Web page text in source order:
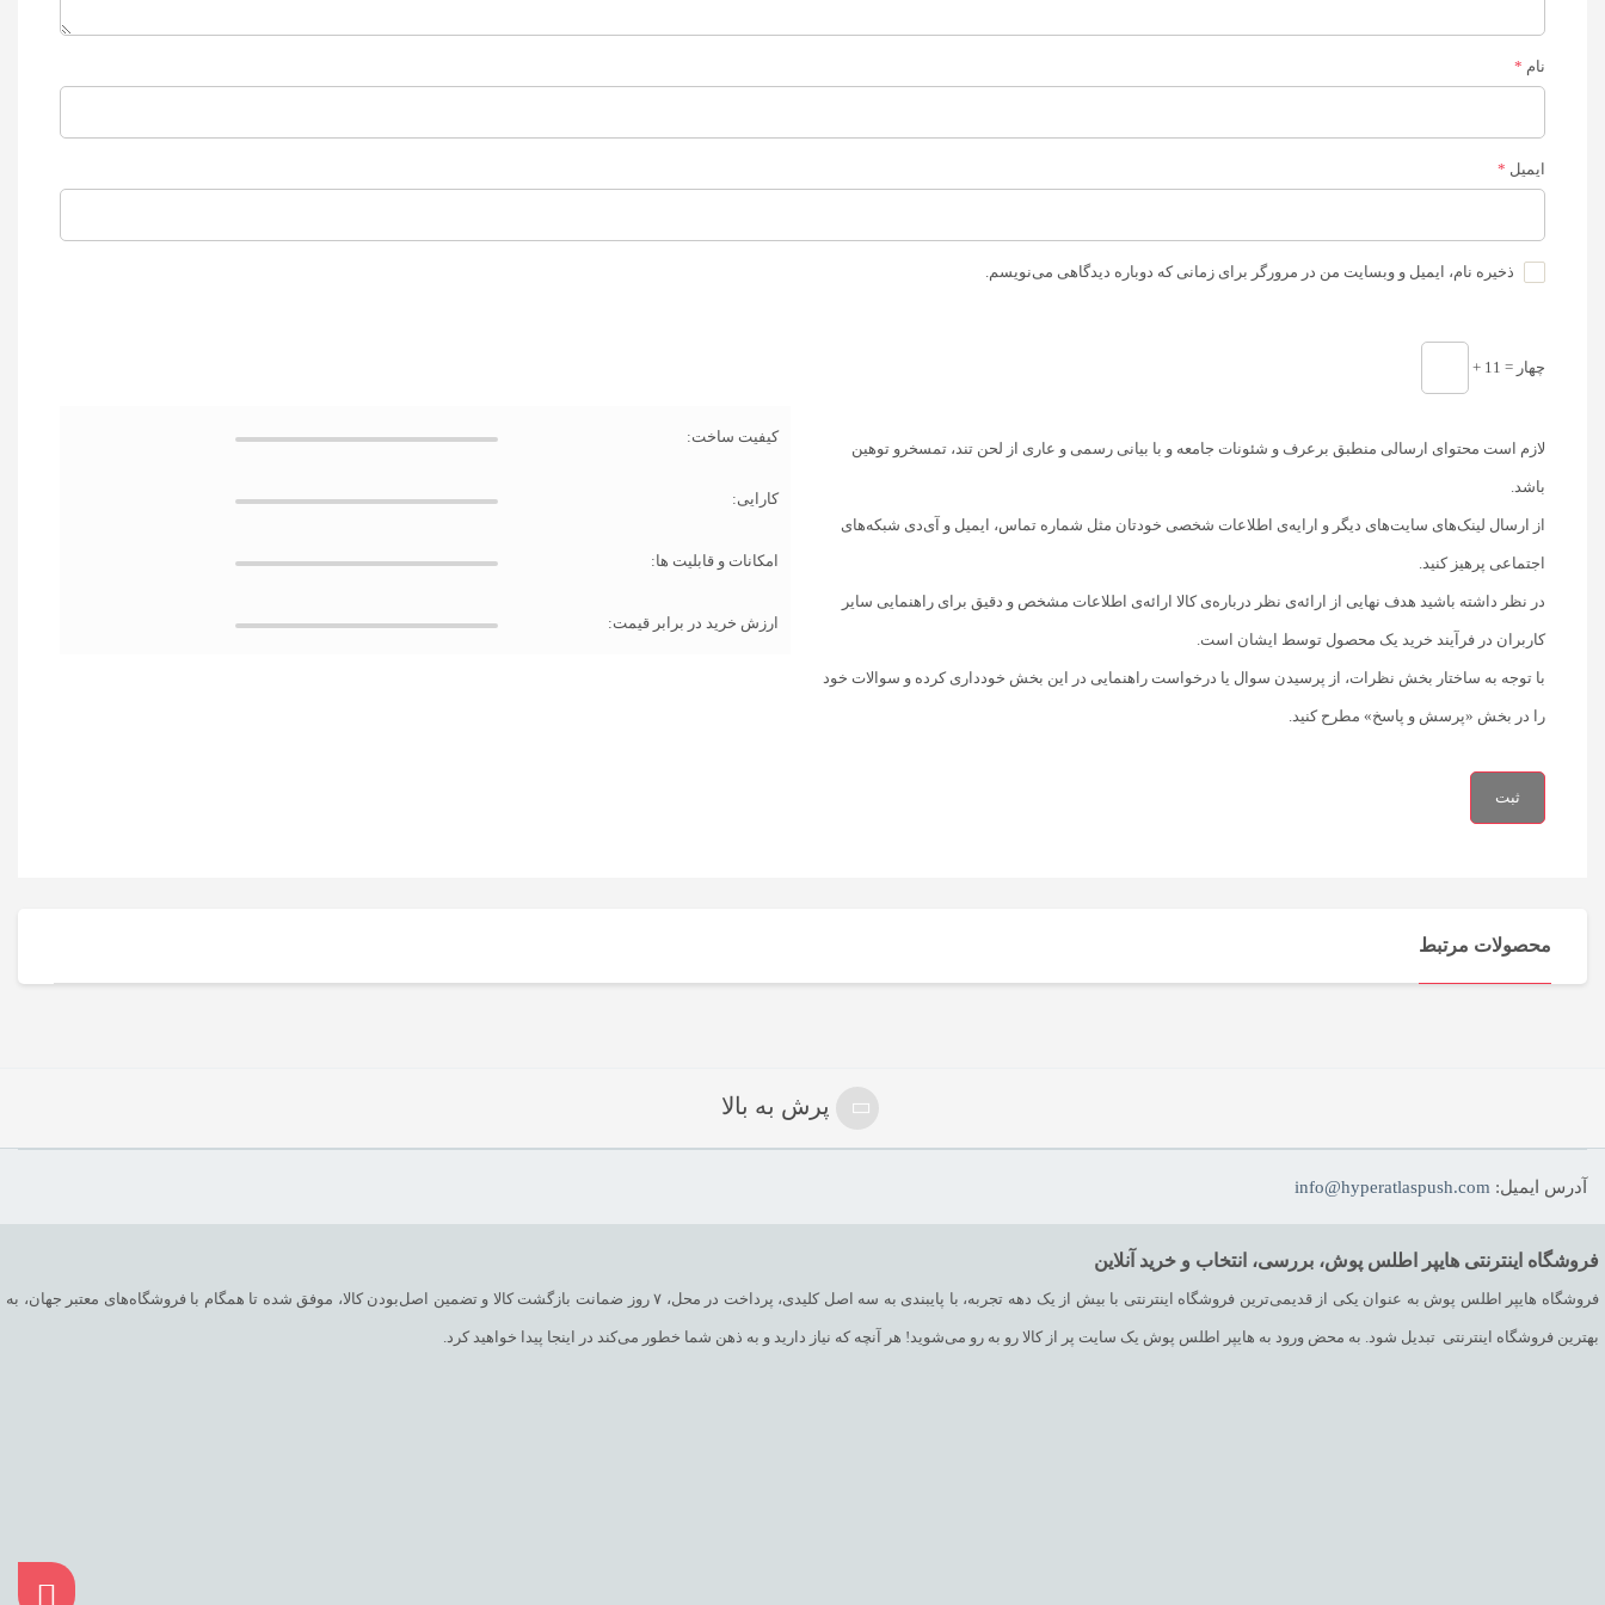
نام *
ایمیل *
ذخیره نام، ایمیل و وبسایت من در مرورگر برای زمانی که دوباره دیدگاهی می‌نویسم.
+ چهار = 11
لازم است محتوای ارسالی منطبق برعرف و شئونات جامعه و با بیانی رسمی و عاری از لحن تند، تمسخرو توهین
باشد.
از ارسال لینک‌های سایت‌های دیگر و ارایه‌ی اطلاعات شخصی خودتان مثل شماره تماس، ایمیل و آی‌دی شبکه‌های
اجتماعی پرهیز کنید.
در نظر داشته باشید هدف نهایی از ارائه‌ی نظر درباره‌ی کالا ارائه‌ی اطلاعات مشخص و دقیق برای راهنمایی سایر
کاربران در فرآیند خرید یک محصول توسط ایشان است.
با توجه به ساختار بخش نظرات، از پرسیدن سوال یا درخواست راهنمایی در این بخش خودداری کرده و سوالات خود
را در بخش «پرسش و پاسخ» مطرح کنید.
کیفیت ساخت:
کارایی:
امکانات و قابلیت ها:
ارزش خرید در برابر قیمت:
محصولات مرتبط
پرش به بالا
آدرس ایمیل: info@hyperatlaspush.com
فروشگاه اینترنتی هایپر اطلس پوش، بررسی، انتخاب و خرید آنلاین
فروشگاه هایپر اطلس پوش به عنوان یکی از قدیمی‌ترین فروشگاه اینترنتی با بیش از یک دهه تجربه، با پایبندی به سه اصل کلیدی، پرداخت در محل، ۷ روز ضمانت بازگشت کالا و تضمین اصل‌بودن کالا، موفق شده تا همگام با فروشگاه‌های معتبر جهان، به
بهترین فروشگاه اینترنتی تبدیل شود. به محض ورود به هایپر اطلس پوش یک سایت پر از کالا رو به رو می‌شوید! هر آنچه که نیاز دارید و به ذهن شما خطور می‌کند در اینجا پیدا خواهید کرد.